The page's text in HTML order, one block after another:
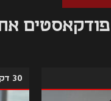
פודקאסטים
30 דקות